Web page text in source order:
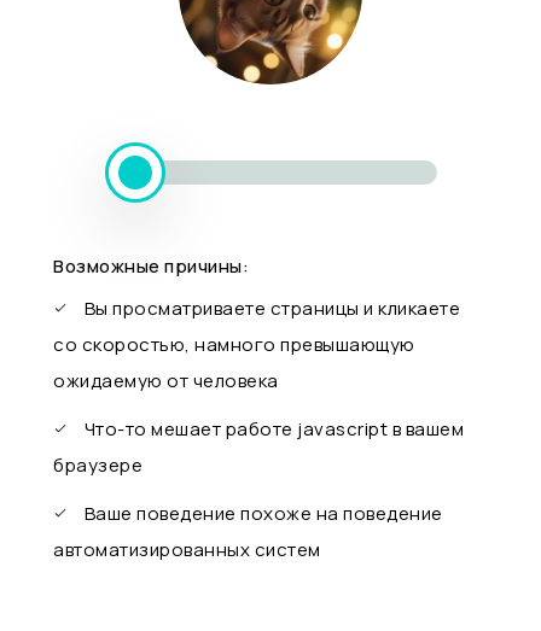
Возможные причины:
Вы просматриваете страницы и кликаете
со скоростью, намного превышающую
ожидаемую от человека
Что-то мешает работе javascript в вашем
браузере
Ваше поведение похоже на поведение
автоматизированных систем